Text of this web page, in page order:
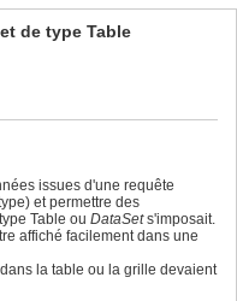
de type Table
issues d'une requête
et permettre des
Table ou DataSets'imposait.
affiché facilement dans une
la table ou la grille devaient